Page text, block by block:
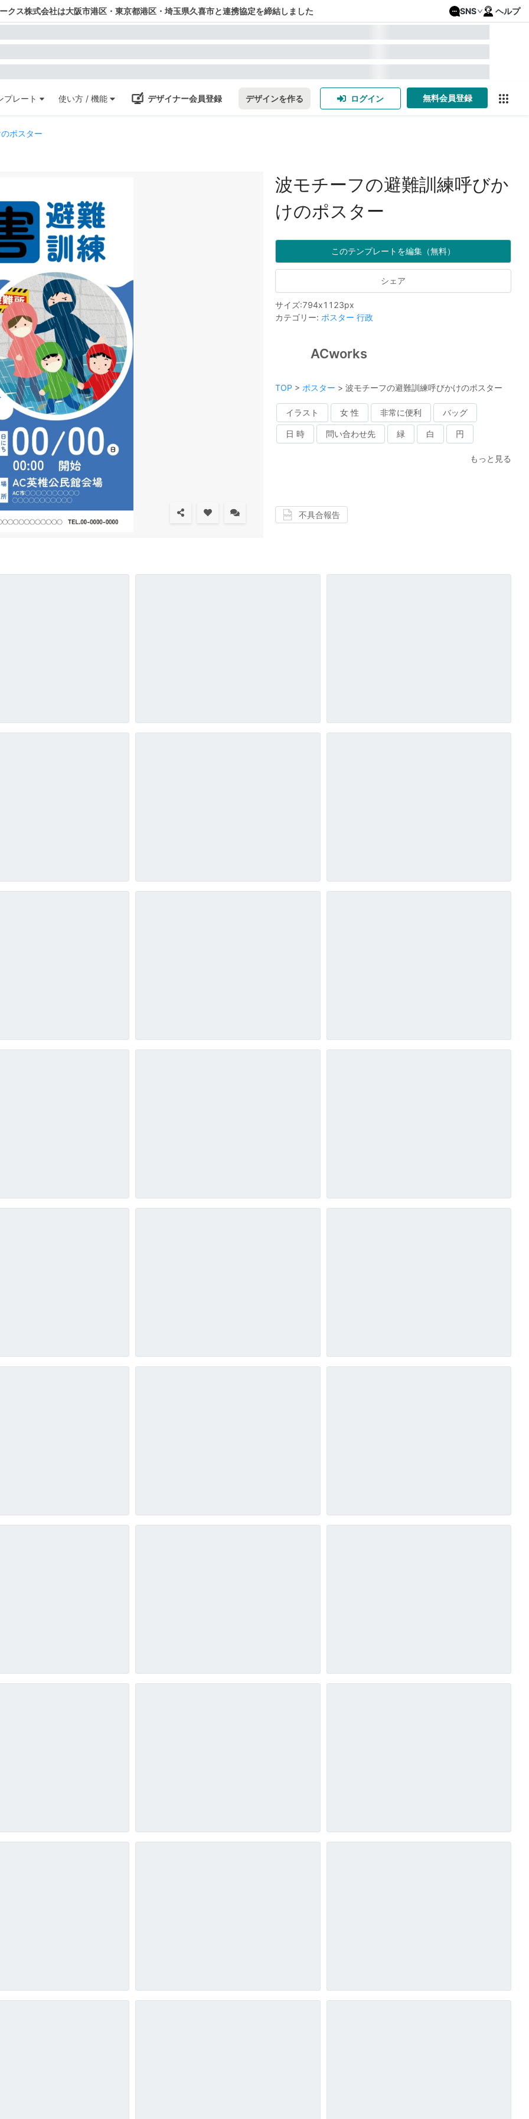
クス株式会社は大阪市港区・東京都港区・埼玉県久喜市と連携協定を締結しました SNS ヘルプ
プレート 使い方 / 機能 デザイナー会員登録 デザインを作る ログイン 無料会員登録
ポスター
波モチーフの避難訓練呼びか
けのポスター
このテンプレートを編集（無料）
シェア
サイズ:794x1123px
カテゴリー: ポスター 行政
ACworks
TOP > ポスター > 波モチーフの避難訓練呼びかけのポスター
イラスト 女 性 非常に便利 バッグ
日 時 問い合わせ先 緑 白 円
もっと見る
不具合報告